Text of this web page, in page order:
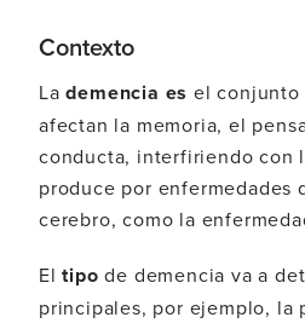
Contexto
Lademencia es el conjunto
afectan la memoria, el
conducta, interfiriendo con
produce por enfermedades
cerebro, como la
El tipode demencia va a
principales, por ejemplo, la